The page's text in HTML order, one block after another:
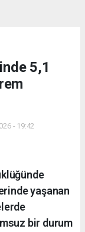
5,1
- 19:42
yaşanan
bir durum